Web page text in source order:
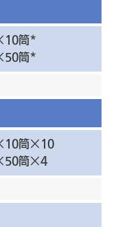
筒*
筒*
筒×10
筒×4